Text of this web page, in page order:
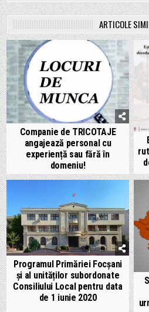
ARTICOLE
Companie de TRICOTAJE
angajează personal cu
experiență sau fără în
domeniu!
Programul Primăriei Focșani
și al unităților subordonate
Consiliului Local pentru data
de 1 iunie 2020